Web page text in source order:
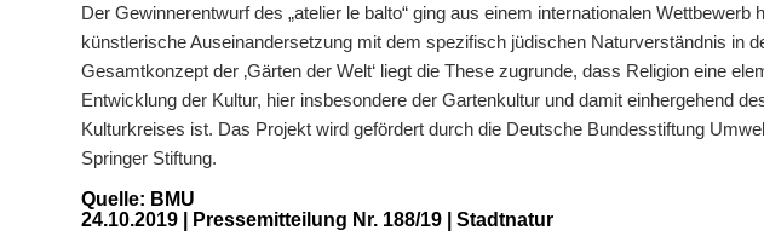
Der Gewinnerentwurf des „atelier le balto“ ging aus einem internationalen
künstlerische Auseinandersetzung mit dem spezifisch jüdischen Naturverständnis in
Gesamtkonzept der ‚Gärten der Welt‘ liegt die These zugrunde, dass Religion eine
Entwicklung der Kultur, hier insbesondere der Gartenkultur und damit einhergehend
Kulturkreises ist. Das Projekt wird gefördert durch die Deutsche Bundesstiftung
Springer Stiftung.
Quelle: BMU
24.10.2019 | Pressemitteilung Nr. 188/19 | Stadtnatur